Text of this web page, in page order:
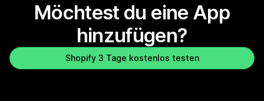
Möchtest du eine App
hinzufügen?
Shopify 3 Tage kostenlos testen